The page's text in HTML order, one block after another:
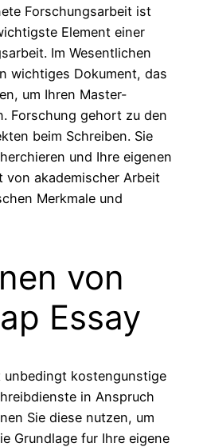
Forschungsarbeit ist
Element einer
Im Wesentlichen
wichtiges Dokument, das
um Ihren Master-
Forschung gehort zu den
beim Schreiben. Sie
und Ihre eigenen
von akademischer Arbeit
Merkmale und
von
Essay
unbedingt kostengunstige
in Anspruch
Sie diese nutzen, um
Grundlage fur Ihre eigene